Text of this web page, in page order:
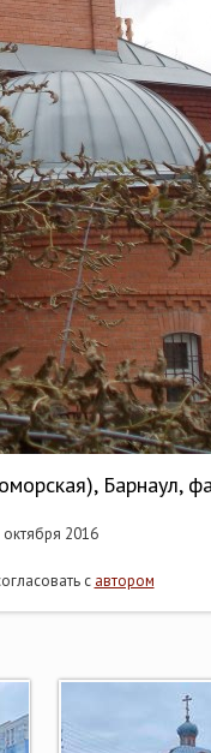
Барнаул,
октября 2016
с автором